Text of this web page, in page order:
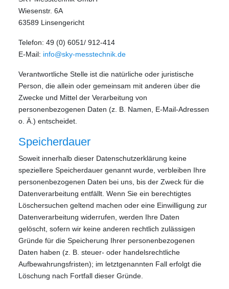
Wiesenstr. 6A
63589 Linsengericht
Telefon: 49 (0) 6051/ 912-414
E-Mail: info@sky-messtechnik.de
Verantwortliche Stelle ist die natürliche oder juristische
Person, die allein oder gemeinsam mit anderen über die
Zwecke und Mittel der Verarbeitung von
personenbezogenen Daten (z. B. Namen, E-Mail-Adressen
o. Ä.) entscheidet.
Speicherdauer
Soweit innerhalb dieser Datenschutzerklärung keine
speziellere Speicherdauer genannt wurde, verbleiben Ihre
personenbezogenen Daten bei uns, bis der Zweck für die
Datenverarbeitung entfällt. Wenn Sie ein berechtigtes
Löschersuchen geltend machen oder eine Einwilligung zur
Datenverarbeitung widerrufen, werden Ihre Daten
gelöscht, sofern wir keine anderen rechtlich zulässigen
Gründe für die Speicherung Ihrer personenbezogenen
Daten haben (z. B. steuer- oder handelsrechtliche
Aufbewahrungsfristen); im letztgenannten Fall erfolgt die
Löschung nach Fortfall dieser Gründe.